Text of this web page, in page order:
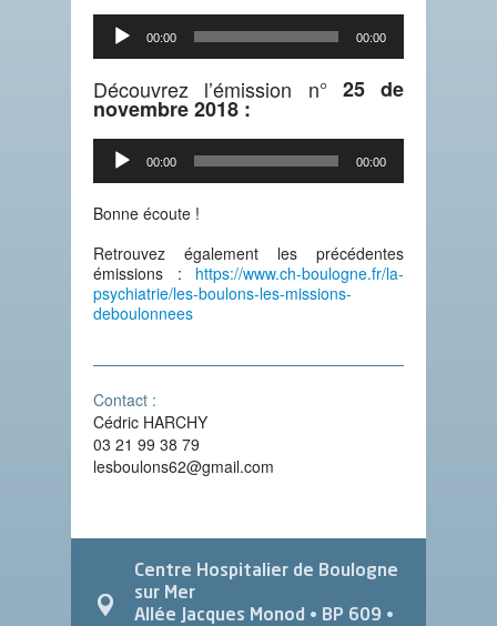
Lecteur
audio
00:00 00:00
Découvrez l’émission n° 25 de
novembre 2018 :
Lecteur
audio
00:00 00:00
Bonne écoute !
Retrouvez également les précédentes
émissions : https://www.ch-boulogne.fr/la-
psychiatrie/les-boulons-les-missions-
deboulonnees
Contact :
Cédric HARCHY
03 21 99 38 79
lesboulons62@gmail.com
Centre Hospitalier de Boulogne
sur Mer
Allée Jacques Monod • BP 609 •